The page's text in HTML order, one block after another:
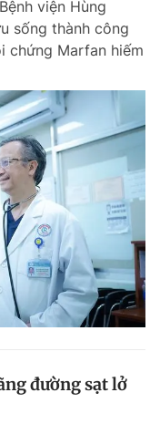
viện Hùng
sống thành công
chứng Marfan hiếm
đường sạt lở